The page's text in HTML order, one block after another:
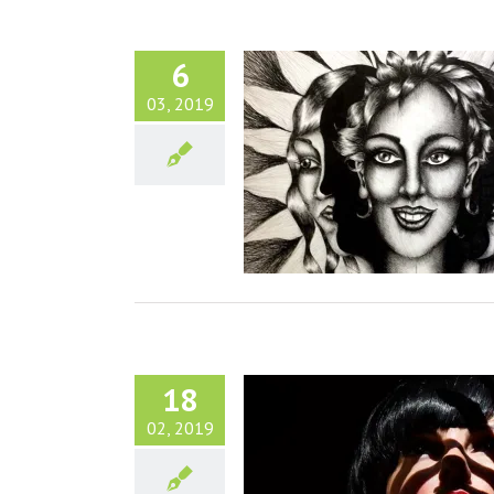
6
03, 2019
Vie : Arrêter les excuses et
18
02, 2019